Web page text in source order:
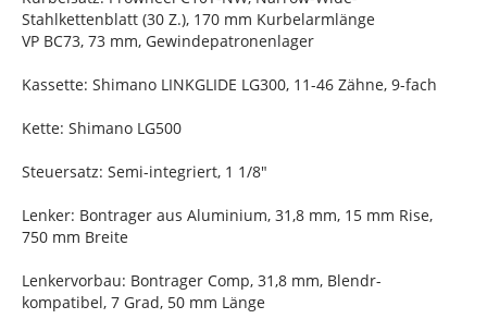
Stahlkettenblatt (30 Z.), 170 mm Kurbelarmlänge
VP BC73, 73 mm, Gewindepatronenlager
Kassette: Shimano LINKGLIDE LG300, 11-46 Zähne, 9-fach
Kette: Shimano LG500
Steuersatz: Semi-integriert, 1 1/8"
Lenker: Bontrager aus Aluminium, 31,8 mm, 15 mm Rise,
750 mm Breite
Lenkervorbau: Bontrager Comp, 31,8 mm, Blendr-
kompatibel, 7 Grad, 50 mm Länge